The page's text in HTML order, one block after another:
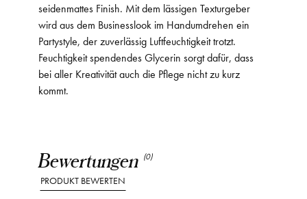
Bewertungen (0)
PRODUKT BEWERTEN
seidenmattes Finish. Mit dem lässigen Texturgeber
wird aus dem Businesslook im Handumdrehen ein
Partystyle, der zuverlässig Luftfeuchtigkeit trotzt.
Feuchtigkeit spendendes Glycerin sorgt dafür, dass
bei aller Kreativität auch die Pflege nicht zu kurz
kommt.